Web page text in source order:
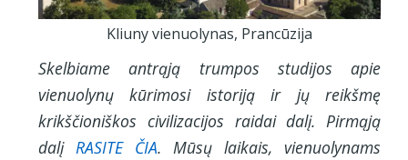
Kliuny vienuolynas, Prancūzija
Skelbiame antrąją trumpos studijos apie
vienuolynų kūrimosi istoriją ir jų reikšmę
krikščioniškos civilizacijos raidai dalį. Pirmąją
dalį RASITE ČIA. Mūsų laikais, vienuolynams